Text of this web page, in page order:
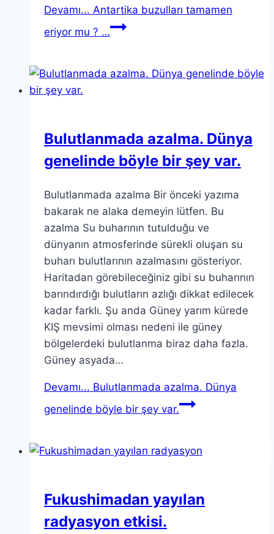
Devamı... Antartika buzulları tamamen
eriyor mu ? …
Bulutlanmada azalma. Dünya
genelinde böyle bir şey var.
Bulutlanmada azalma Bir önceki yazıma
bakarak ne alaka demeyin lütfen. Bu
azalma Su buharının tutulduğu ve
dünyanın atmosferinde sürekli oluşan su
buharı bulutlarının azalmasını gösteriyor.
Haritadan görebileceğiniz gibi su buharının
barındırdığı bulutların azlığı dikkat edilecek
kadar farklı. Şu anda Güney yarım kürede
KIŞ mevsimi olması nedeni ile güney
bölgelerdeki bulutlanma biraz daha fazla.
Güney asyada…
Devamı... Bulutlanmada azalma. Dünya
genelinde böyle bir şey var.
Fukushimadan yayılan
radyasyon etkisi.